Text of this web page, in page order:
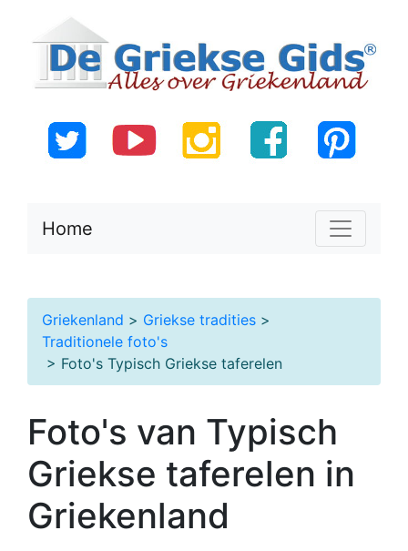
Home
Griekenland > Griekse tradities >
Traditionele foto's
> Foto's Typisch Griekse taferelen
Foto's van Typisch
Griekse taferelen in
Griekenland